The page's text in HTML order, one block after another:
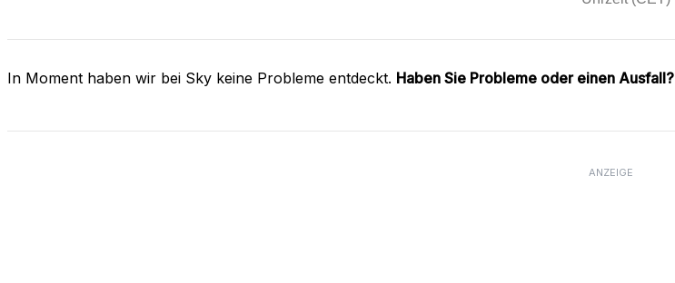
In Moment haben wir bei Sky keine Probleme entdeckt. Haben Sie Probleme oder einen Ausfall?
ANZEIGE